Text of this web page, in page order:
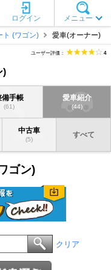
メニュー
ログイン
ト (ワゴン) 愛車(オーナー)
)
ユーザー評価： 4
備手帳
(61)
愛車紹介
(44)
中古車
(5)
すべて
ゴン)
クリア